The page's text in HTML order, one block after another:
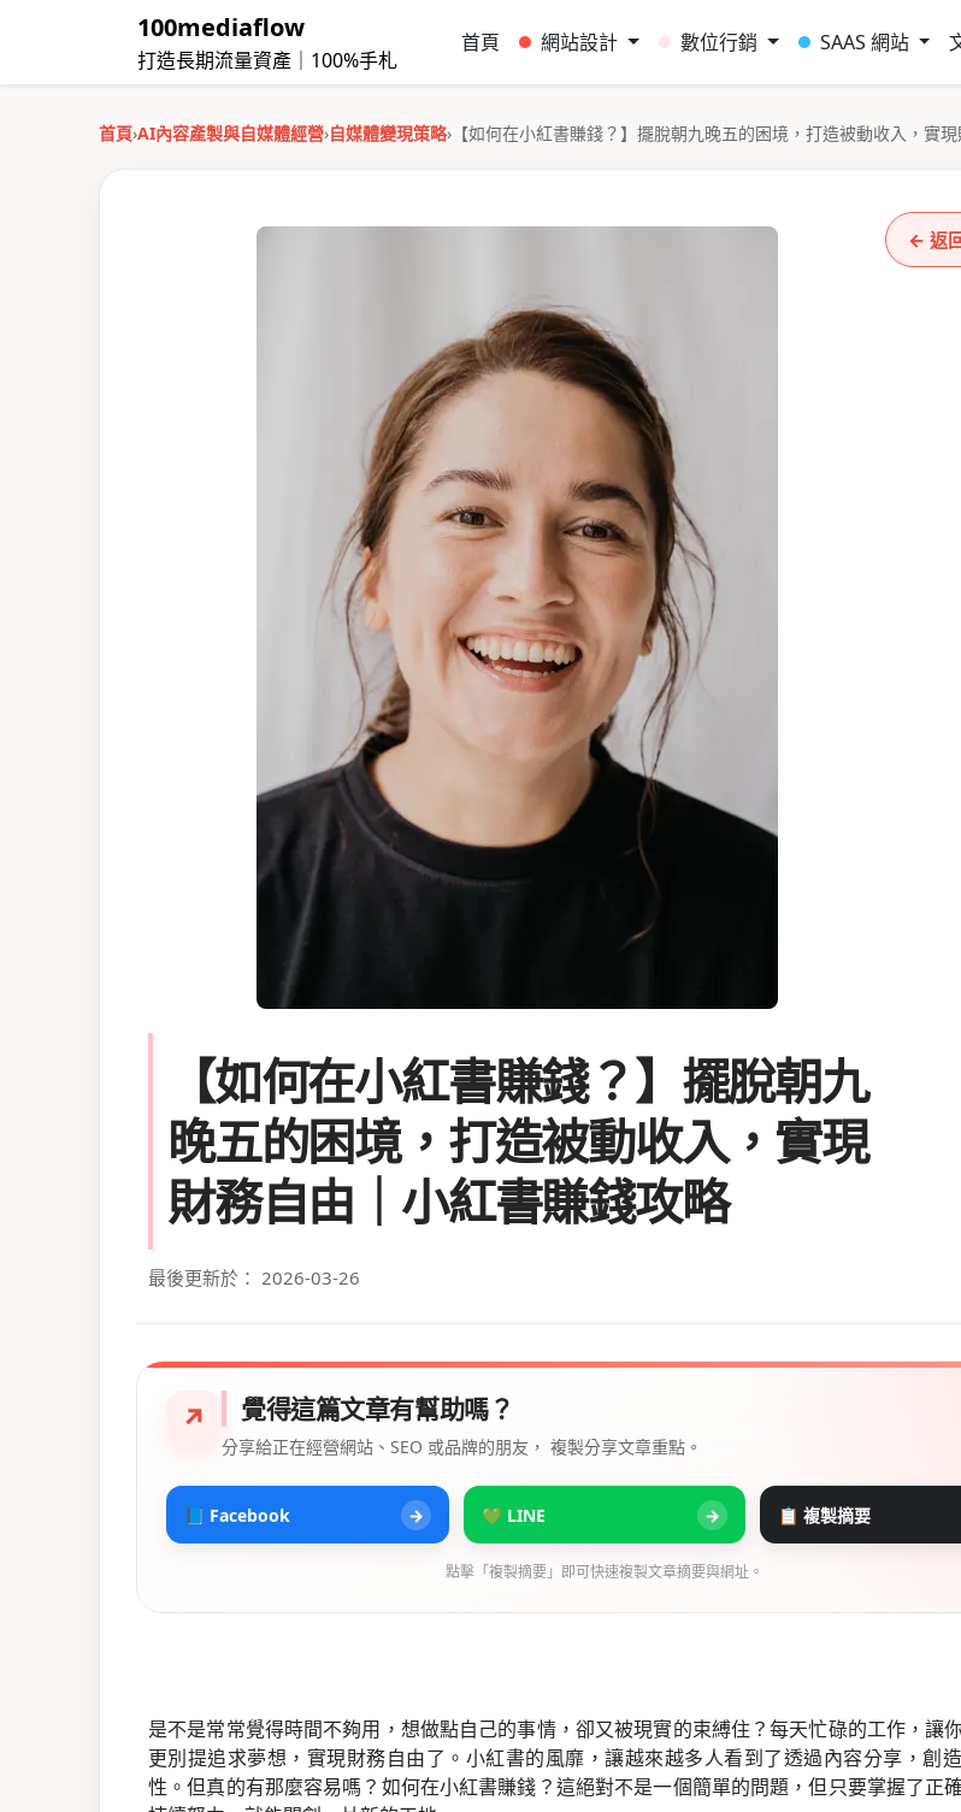
100mediaflow
打造長期流量資產｜100%手札
首頁 網站設計 數位行銷 SAAS 網站
首頁›AI內容產製與自媒體經營›自媒體變現策略› 【如何在小紅書賺錢？】擺脫朝九晚五的困境，打造被動收入，實
【如何在小紅書賺錢？】擺脫朝九
晚五的困境，打造被動收入，實現
財務自由｜小紅書賺錢攻略
最後更新於： 2026-03-26
← 返
↗ 覺得這篇文章有幫助嗎？
分享給正在經營網站、SEO 或品牌的朋友， 複製分享文章重點。
📘 Facebook → 💚 LINE → 📋 複製摘要
點擊「複製摘要」即可快速複製文章摘要與網址。
是不是常常覺得時間不夠用，想做點自己的事情，卻又被現實的束縛住？每天忙碌的工作，讓
更別提追求夢想，實現財務自由了。小紅書的風靡，讓越來越多人看到了透過內容分享，創
性。但真的有那麼容易嗎？如何在小紅書賺錢？這絕對不是一個簡單的問題，但只要掌握了正